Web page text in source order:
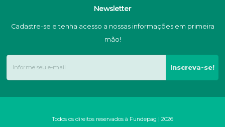
Newsletter
Cadastre-se e tenha acesso a nossas informações em primeira
mão!
Inscreva-se!
Todos os direitos reservados à Fundepag | 2026